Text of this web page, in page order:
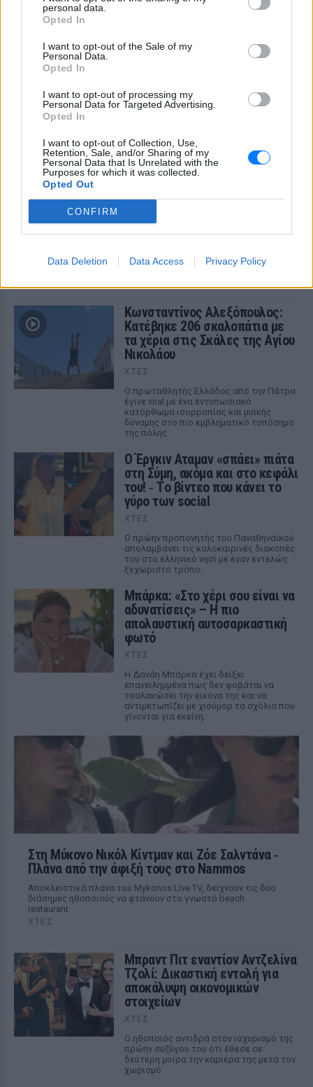
personal data.
Opted In
I want to opt-out of the Sale of my
Personal Data.
Opted In
I want to opt-out of processing my
Personal Data for Targeted Advertising.
Opted In
I want to opt-out of Collection, Use,
Retention, Sale, and/or Sharing of my
Personal Data that Is Unrelated with the
Purposes for which it was collected.
Opted Out
CONFIRM
Data Deletion Data Access Privacy Policy
Η τέλεια ώρα, γράφει από τη
Η ηθοποιός μοιράστηκε μία φωτογραφία
Εύη Βατίδου: Αναψε φωτιές με κόκκινο μπικίνι
στην παραλία της Μυκόνου
καταγράφει
Κωνσταντίνος Αλεξόπουλος:
Κατέβηκε 206 σκαλοπάτια με
τα χέρια στις Σκάλες της Αγίου
Νικολάου
ΧΤΕΣ
Ο πρωταθλητής Ελλάδος από την Πάτρα
έγινε viral με ένα εντυπωσιακό
κατόρθωμα ισορροπίας και μυϊκής
δύναμης στο πιο εμβληματικό τοπόσημο
της πόλης.
Ο Έργκιν Αταμαν «σπάει» πιάτα
στη Σύμη, ακόμα και στο κεφάλι
του! ‑ Tο βίντεο που κάνει το
γύρο των social
ΧΤΕΣ
Ο πρώην προπονητής του Παναθηναϊκού
απολαμβάνει τις καλοκαιρινές διακοπές
του στο ελληνικό νησί με έναν εντελώς
ξεχωριστό τρόπο.
Μπάρκα: «Στο χέρι σου είναι να
αδυνατίσεις» – Η πιο
απολαυστική αυτοσαρκαστική
φωτό
ΧΤΕΣ
Η Δανάη Μπάρκα έχει δείξει
επανειλημμένα πως δεν φοβάται να
τσαλακώσει την εικόνα της και να
αντιμετωπίζει με χιούμορ τα σχόλια που
γίνονται για εκείνη.
Στη Μύκονο Νικόλ Κίντμαν και Ζόε Σαλντάνα ‑
Πλάνα από την άφιξή τους στο Nammos
Αποκλειστικά πλάνα του Mykonos Live TV, δείχνουν τις δύο
διάσημες ηθοποιούς να φτάνουν στο γνωστό beach
restaurant
ΧΤΕΣ
Μπραντ Πιτ εναντίον Αντζελίνα
Τζολί: Δικαστική εντολή για
αποκάλυψη οικονομικών
στοιχείων
ΧΤΕΣ
Ο ηθοποιός αντιδρά στον ισχυρισμό της
πρώην συζύγου του ότι έθεσε σε
δεύτερη μοίρα την καριέρα της μετά τον
χωρισμό